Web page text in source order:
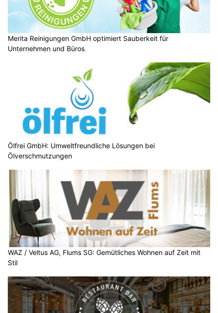
Merita Reinigungen GmbH optimiert Sauberkeit für
Unternehmen und Büros
Ölfrei GmbH: Umweltfreundliche Lösungen bei
Ölverschmutzungen
WAZ / Veltus AG, Flums SG: Gemütliches Wohnen auf Zeit mit
Stil